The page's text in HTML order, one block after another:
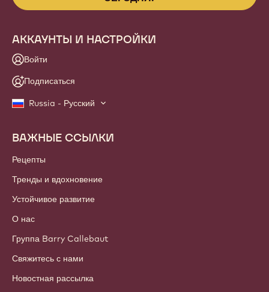
АККАУНТЫ И НАСТРОЙКИ
Войти
Подписаться
Russia - Русский
Footer
Callebaut
ВАЖНЫЕ ССЫЛКИ
Рецепты
Тренды и вдохновение
Устойчивое развитие
О нас
Группа Barry Callebaut
Свяжитесь с нами
Новостная рассылка